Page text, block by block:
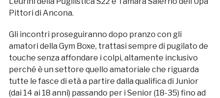
Pittori di Ancona.
Gli incontri proseguiranno dopo pranzo con gli
amatori della Gym Boxe, trattasi sempre di pugilato de
touche senza affondare i colpi, altamente inclusivo
perché è un settore quello amatoriale che riguarda
tutte le fasce di età a partire dalla qualifica di Junior
(dai 14 ai 18 anni) passando per i Senior (18-35) fino ad